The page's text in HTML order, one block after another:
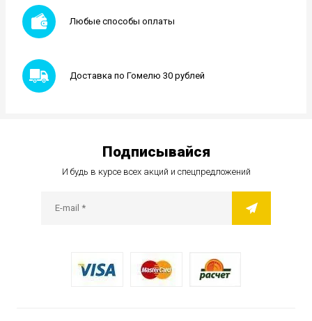
Любые способы оплаты
Доставка по Гомелю 30 рублей
Подписывайся
И будь в курсе всех акций и спецпредложений